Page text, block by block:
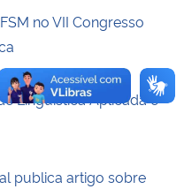
no VII Congresso
Linguística Aplicada e
publica artigo sobre